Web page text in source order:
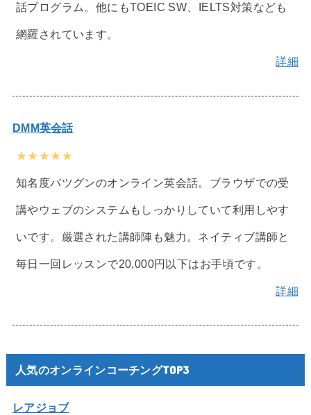
話プログラム。他にもTOEIC SW、IELTS対策なども
網羅されています。
詳細
DMM英会話
★★★★★
知名度バツグンのオンライン英会話。ブラウザでの受
講やウェブのシステムもしっかりしていて利用しやす
いです。厳選された講師陣も魅力。ネイティブ講師と
毎日一回レッスンで20,000円以下はお手頃です。
詳細
人気のオンラインコーチングTOP3
レアジョブ